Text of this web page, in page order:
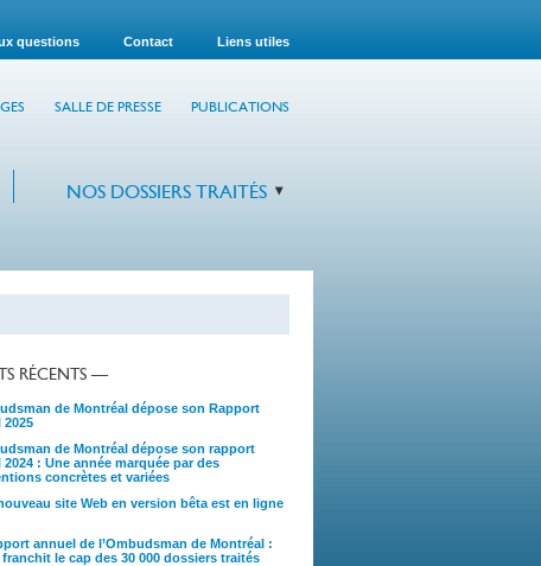
questions Contact Liens utiles
SALLE DE PRESSE PUBLICATIONS
NOS DOSSIERS TRAITÉS
RÉCENTS —
de Montréal dépose son Rapport
2025
de Montréal dépose son rapport
2024 : Une année marquée par des
concrètes et variées
site Web en version bêta est en ligne
annuel de l’Ombudsman de Montréal :
franchit le cap des 30 000 dossiers traités